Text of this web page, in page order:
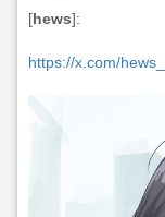
[hews]:
https://x.com/